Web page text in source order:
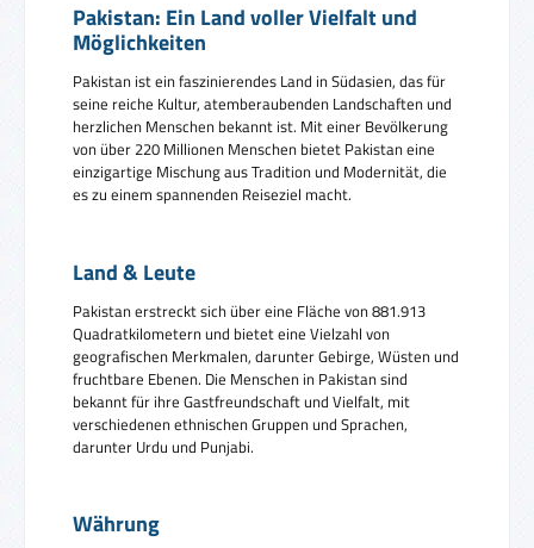
Pakistan: Ein Land voller Vielfalt und
Möglichkeiten
Pakistan ist ein faszinierendes Land in Südasien, das für
seine reiche Kultur, atemberaubenden Landschaften und
herzlichen Menschen bekannt ist. Mit einer Bevölkerung
von über 220 Millionen Menschen bietet Pakistan eine
einzigartige Mischung aus Tradition und Modernität, die
es zu einem spannenden Reiseziel macht.
Land & Leute
Pakistan erstreckt sich über eine Fläche von 881.913
Quadratkilometern und bietet eine Vielzahl von
geografischen Merkmalen, darunter Gebirge, Wüsten und
fruchtbare Ebenen. Die Menschen in Pakistan sind
bekannt für ihre Gastfreundschaft und Vielfalt, mit
verschiedenen ethnischen Gruppen und Sprachen,
darunter Urdu und Punjabi.
Währung